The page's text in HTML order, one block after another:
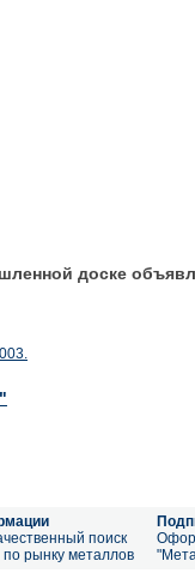
доске
поиск
рынку металлов